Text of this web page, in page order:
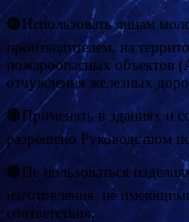
🟤Использовать лицам
производителем, на
пожароопасных объектов
отчуждения железных
🟤Применять в зданиях и
разрешено Руководством
🟤Не пользоваться
изготовления, не
соответствия;